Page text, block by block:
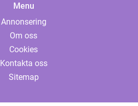
Menu
Annonsering
Om oss
Cookies
Kontakta oss
Sitemap